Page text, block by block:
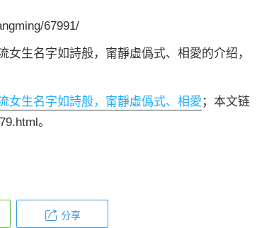
67991/
生名字如詩般，甯靜虛僞式、相愛的介绍，
女生名字如詩般，甯靜虛僞式、相愛 ；本文链
。
分享